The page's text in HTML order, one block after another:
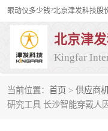
北京津
Kingfar
当前位置： 首页 > 供应商
研究工具 长沙智能穿戴人
皮电仪